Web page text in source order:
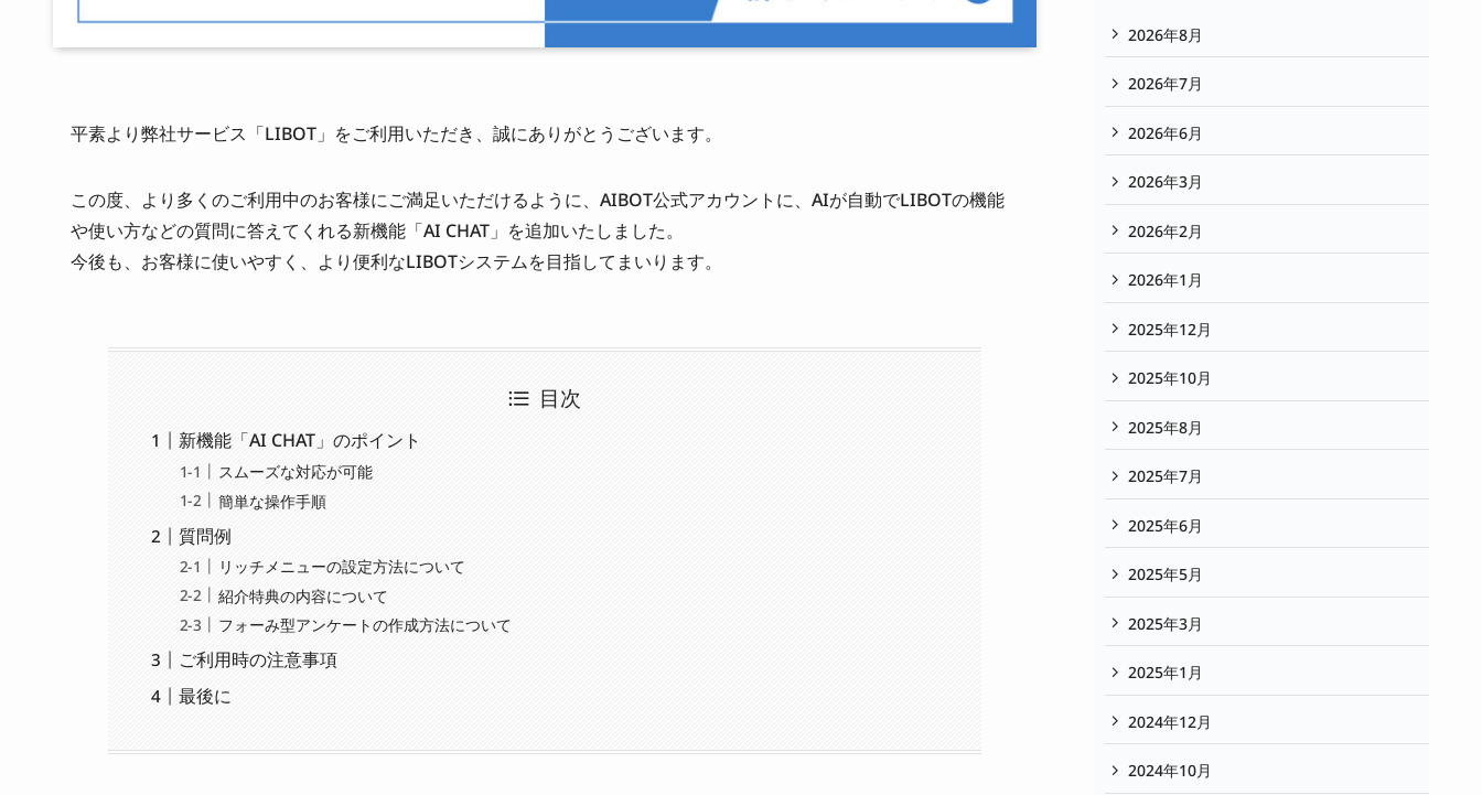
平素より弊社サービス「LIBOT」をご利用いただき、誠にありがとうございます。
この度、より多くのご利用中のお客様にご満足いただけるように、AIBOT公式アカウントに、AIが自動でLIBOTの機能
や使い方などの質問に答えてくれる新機能「AI CHAT」を追加いたしました。
今後も、お客様に使いやすく、より便利なLIBOTシステムを目指してまいります。
目次
新機能「AI CHAT」のポイント
スムーズな対応が可能
簡単な操作手順
質問例
リッチメニューの設定方法について
紹介特典の内容について
フォーみ型アンケートの作成方法について
ご利用時の注意事項
最後に
2026年8月
2026年7月
2026年6月
2026年3月
2026年2月
2026年1月
2025年12月
2025年10月
2025年8月
2025年7月
2025年6月
2025年5月
2025年3月
2025年1月
2024年12月
2024年10月